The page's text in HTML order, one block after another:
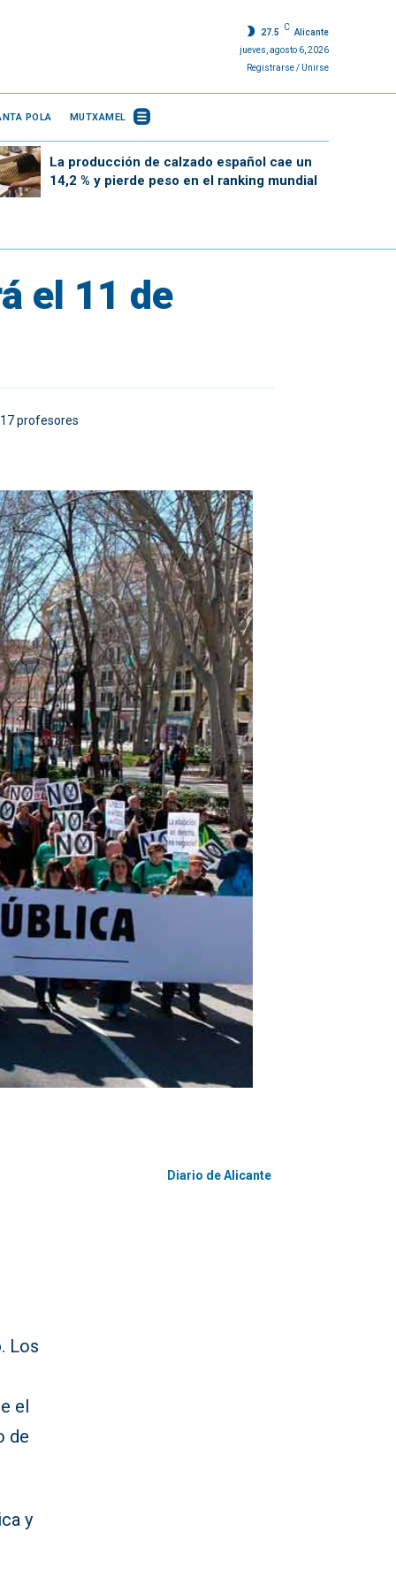
27.5
C
Alicante
jueves, agosto 6, 2026
Registrarse / Unirse
POLA MUTXAMEL
La producción de calzado español cae un
14,2 % y pierde peso en el ranking mundial
el 11 de
profesores
Diario de Alicante
. Los
el
de
y